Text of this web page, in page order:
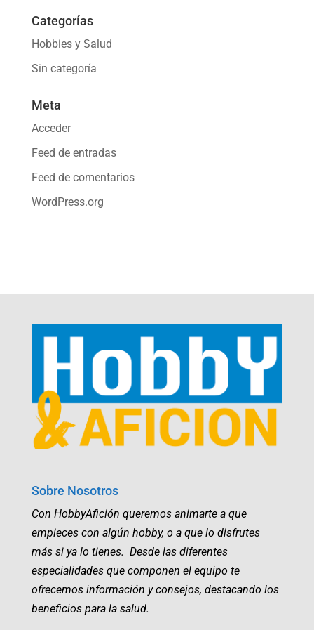
Categorías
Hobbies y Salud
Sin categoría
Meta
Acceder
Feed de entradas
Feed de comentarios
WordPress.org
Sobre Nosotros
Con HobbyAfición queremos animarte a que
empieces con algún hobby, o a que lo disfrutes
más si ya lo tienes. Desde las diferentes
especialidades que componen el equipo te
ofrecemos información y consejos, destacando los
beneficios para la salud.